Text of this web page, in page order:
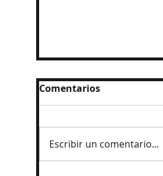
Comentarios
Escribir un comentario...